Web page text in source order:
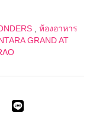
, ห้องอาหาร
GRAND AT